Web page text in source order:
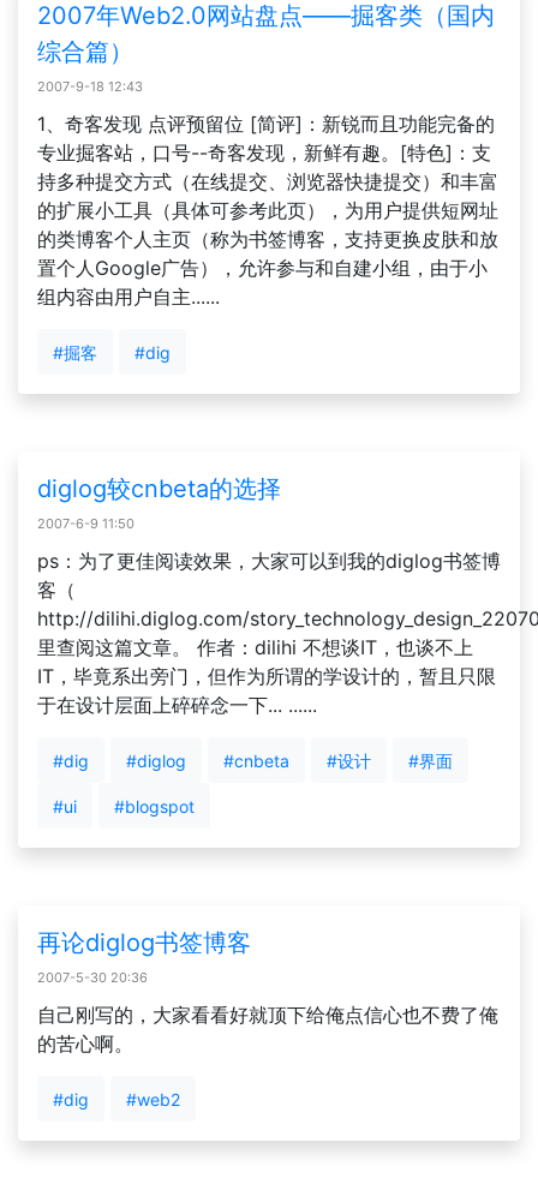
2007年Web2.0网站盘点——掘客类（国内
综合篇）
2007-9-18 12:43
1、奇客发现 点评预留位 [简评]：新锐而且功能完备的
专业掘客站，口号--奇客发现，新鲜有趣。[特色]：支
持多种提交方式（在线提交、浏览器快捷提交）和丰富
的扩展小工具（具体可参考此页），为用户提供短网址
的类博客个人主页（称为书签博客，支持更换皮肤和放
置个人Google广告），允许参与和自建小组，由于小
组内容由用户自主......
#掘客 #dig
diglog较cnbeta的选择
2007-6-9 11:50
ps：为了更佳阅读效果，大家可以到我的diglog书签博
客（
http://dilihi.diglog.com/
里查阅这篇文章。 作者：dilihi 不想谈IT，也谈不上
IT，毕竟系出旁门，但作为所谓的学设计的，暂且只限
于在设计层面上碎碎念一下... ......
#dig #diglog #cnbeta #设计 #界面
#ui #blogspot
再论diglog书签博客
2007-5-30 20:36
自己刚写的，大家看看好就顶下给俺点信心也不费了俺
的苦心啊。
#dig #web2